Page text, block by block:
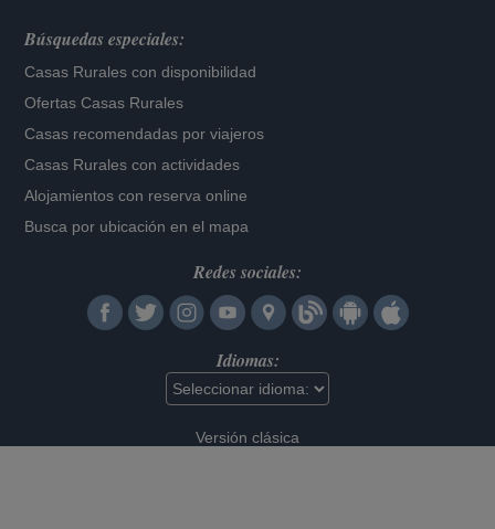
Búsquedas especiales:
Casas Rurales con disponibilidad
Ofertas Casas Rurales
Casas recomendadas por viajeros
Casas Rurales con actividades
Alojamientos con reserva online
Busca por ubicación en el mapa
Redes sociales:
Idiomas:
Versión clásica